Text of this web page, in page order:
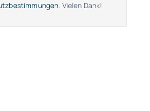
. Vielen Dank!